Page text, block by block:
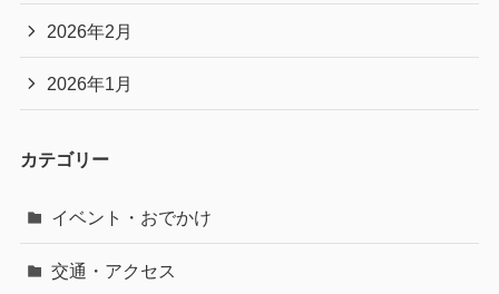
2026年2月
2026年1月
カテゴリー
イベント・おでかけ
交通・アクセス